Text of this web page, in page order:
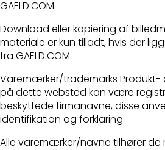
GAELD.COM.
Download eller kopiering af
materiale er kun tilladt, hvis der
fra GAELD.COM.
Varemærker/trademarks Produkt-
på dette websted kan være
beskyttede firmanavne, disse
identifikation og forklaring.
Alle varemærker/navne tilhører de